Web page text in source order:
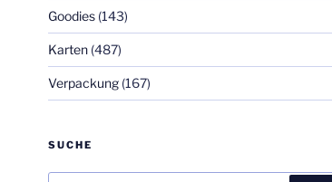
Goodies(143)
Karten(487)
Verpackung(167)
SUCHE